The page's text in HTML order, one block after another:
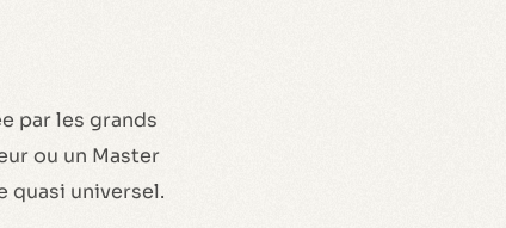
par les grands
ou un Master
quasi universel.